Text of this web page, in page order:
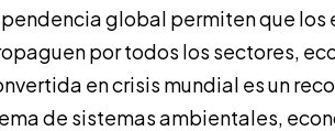
global permiten que los
por todos los sectores,
en crisis mundial es un
de sistemas ambientales,